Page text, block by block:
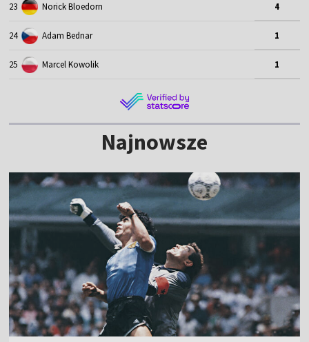
23 Norick Bloedorn 4
24 Adam Bednar 1
25 Marcel Kowolik 1
Najnowsze